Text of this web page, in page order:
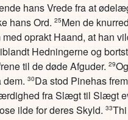
hans Vrede fra at
hans Ord. 25Men de
oprakt Haand, at han
Hedningerne og
til de døde Afguder. 29
dem. 30Da stod Pinehas
fra Slægt til Slægt
ilde for deres Skyld. 33